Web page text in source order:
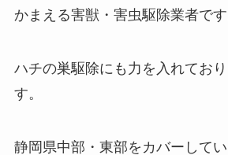
かまえる害獣・害虫駆除業者です
ハチの巣駆除にも力を入れてお
す。
静岡県中部・東部をカバーしてい